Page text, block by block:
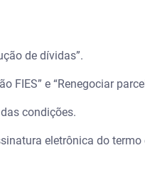
de dívidas”.
FIES” e “Renegociar
condições.
eletrônica do